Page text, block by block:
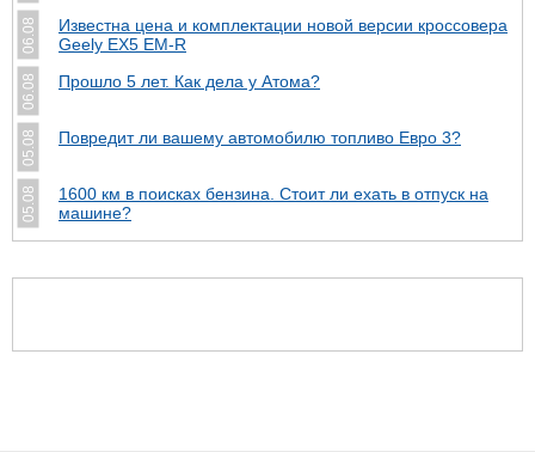
06.08
Известна цена и комплектации новой версии кроссовера
Geely EX5 EM-R
06.08 Прошло 5 лет. Как дела у Атома?
05.08 Повредит ли вашему автомобилю топливо Евро 3?
05.08
1600 км в поисках бензина. Стоит ли ехать в отпуск на
машине?